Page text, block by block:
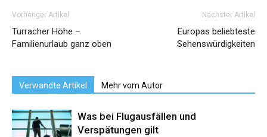
Vorheriger Artikel
Turracher Höhe –
Familienurlaub ganz oben
Nächster Artikel
Europas beliebteste
Sehenswürdigkeiten
Verwandte Artikel Mehr vom Autor
Was bei Flugausfällen und
Verspätungen gilt